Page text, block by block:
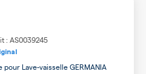
: AS0039245
pour Lave-vaisselle GERMANIA